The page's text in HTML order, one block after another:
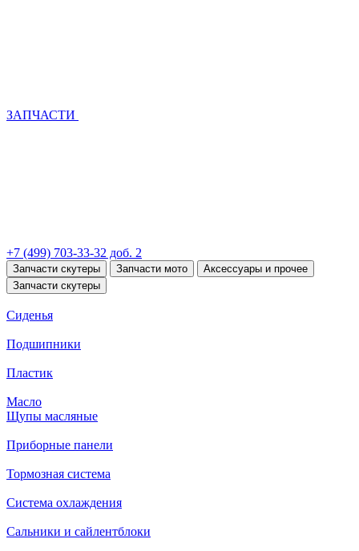
ЗАПЧАСТИ
+7 (499) 703-33-32 доб. 2
Запчасти скутеры Запчасти мото
Аксессуары и прочее
Запчасти скутеры
Сиденья
Подшипники
Пластик
Масло
Щупы масляные
Приборные панели
Тормозная система
Система охлаждения
Сальники и сайлентблоки